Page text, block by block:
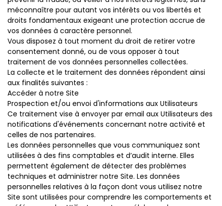
méconnaître pour autant vos intérêts ou vos libertés et
droits fondamentaux exigeant une protection accrue de
vos données à caractère personnel.
Vous disposez à tout moment du droit de retirer votre
consentement donné, ou de vous opposer à tout
traitement de vos données personnelles collectées.
La collecte et le traitement des données répondent ainsi
aux finalités suivantes :
Accéder à notre Site
Prospection et/ou envoi d'informations aux Utilisateurs
Ce traitement vise à envoyer par email aux Utilisateurs des
notifications d'événements concernant notre activité et
celles de nos partenaires.
Les données personnelles que vous communiquez sont
utilisées à des fins comptables et d’audit interne. Elles
permettent également de détecter des problèmes
techniques et administrer notre Site. Les données
personnelles relatives à la façon dont vous utilisez notre
Site sont utilisées pour comprendre les comportements et